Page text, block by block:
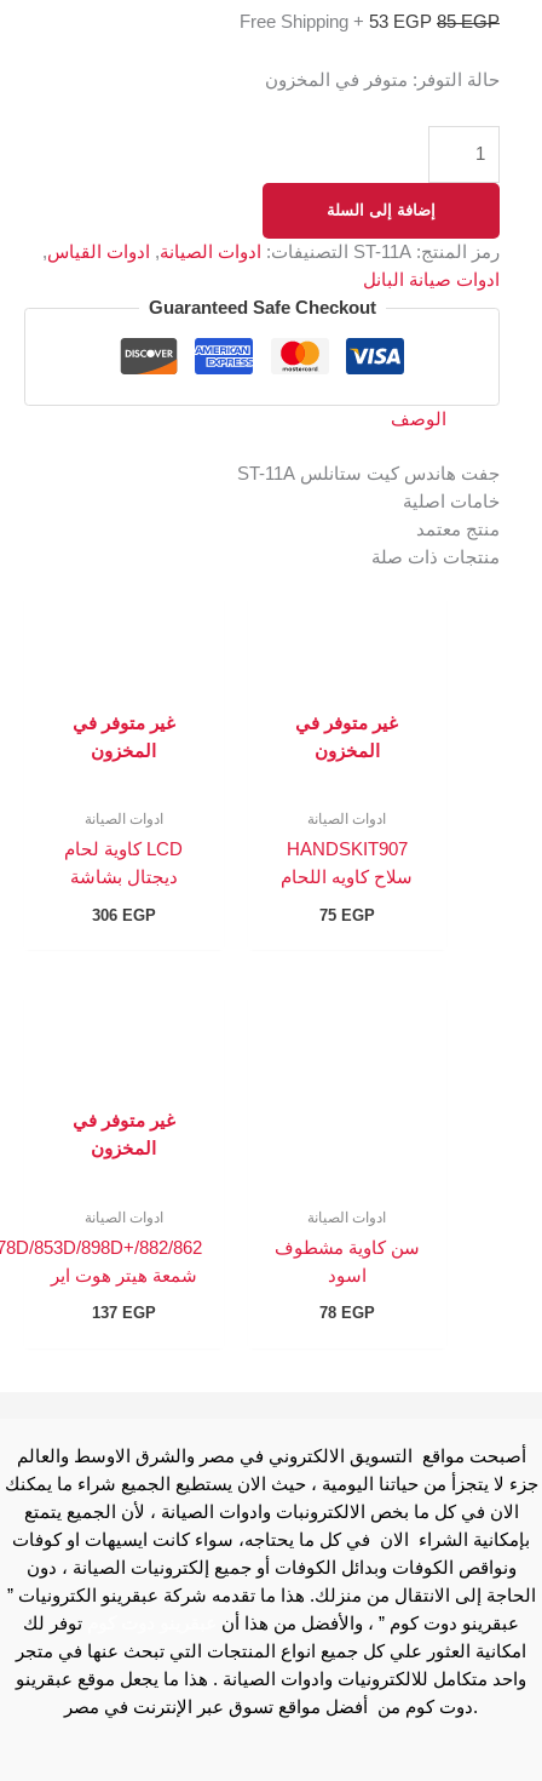
85EGP
53EGP
+ Free Shipping
حالة التوفر: متوفر في المخزون
إضافة إلى السلة
رمز المنتج:ST-11A التصنيفات:ادوات الصيانة,ادوات القياس,
ادوات صيانة البانل
Guaranteed Safe Checkout
الوصف
جفت هاندس كيت ستانلس ST-11A
خامات اصلية
منتج معتمد
منتجات ذات صلة
غير متوفر في
المخزون
ادوات الصيانة
HANDSKIT907
سلاح كاويه اللحام
75EGP
غير متوفر في
المخزون
ادوات الصيانة
LCD كاوية لحام
ديجتال بشاشة
306EGP
ادوات الصيانة
سن كاوية مشطوف
اسود
78EGP
غير متوفر في
المخزون
ادوات الصيانة
878D/853D/898D+/882/862
شمعة هيتر هوت اير
137EGP
أصبحت مواقع التسويق الالكتروني في مصر والشرق الاوسط والعالم
لا يتجزأ من حياتنا اليومية ، حيث الان يستطيع الجميع شراء ما يمكنك
الان في كل ما بخص الالكترونبات وادوات الصيانة ، لأن الجميع يتمتع
بإمكانية الشراء الان في كل ما يحتاجه، سواء كانت ايسيهات او كوفات
ونواقص الكوفات وبدائل الكوفات أو جميع إلكترونيات الصيانة ، دون
إلى الانتقال من منزلك. هذا ما تقدمه شركة عبقرينو الكترونيات ”
عبقرينو دوت كوم ” ، والأفضل من هذا أنعبقرينو دوت كوم
توفر لك
امكانية العثور علي كل جميع انواع المنتجات التي تبحث عنها في متجر
واحد متكامل للالكترونيات وادوات الصيانة . هذا ما يجعل موقع عبقرينو